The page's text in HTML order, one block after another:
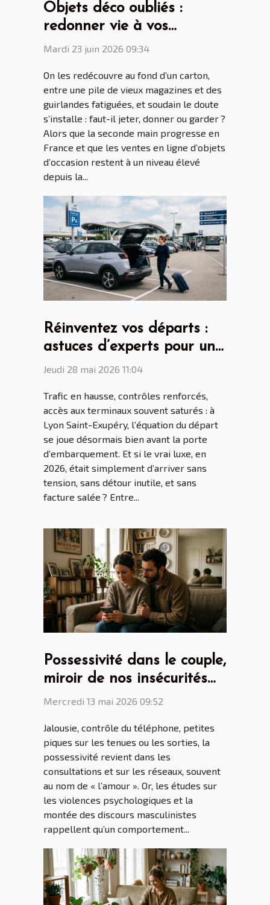
Objets déco oubliés :
redonner vie à vos
trouvailles du grenier
Mardi 23 juin 2026 09:34
On les redécouvre au fond d’un carton,
entre une pile de vieux magazines et des
guirlandes fatiguées, et soudain le doute
s’installe : faut-il jeter, donner ou garder ?
Alors que la seconde main progresse en
France et que les ventes en ligne d’objets
d’occasion restent à un niveau élevé
depuis la...
Réinventez vos départs :
astuces d’experts pour un
parking aéroport lyon saint
Jeudi 28 mai 2026 11:04
Trafic en hausse, contrôles renforcés,
accès aux terminaux souvent saturés : à
Lyon Saint-Exupéry, l’équation du départ
se joue désormais bien avant la porte
d’embarquement. Et si le vrai luxe, en
2026, était simplement d’arriver sans
tension, sans détour inutile, et sans
facture salée ? Entre...
Possessivité dans le couple,
miroir de nos insécurités
ou héritage culturel ?
Mercredi 13 mai 2026 09:52
Jalousie, contrôle du téléphone, petites
piques sur les tenues ou les sorties, la
possessivité revient dans les
consultations et sur les réseaux, souvent
au nom de « l’amour ». Or, les études sur
les violences psychologiques et la
montée des discours masculinistes
rappellent qu’un comportement...